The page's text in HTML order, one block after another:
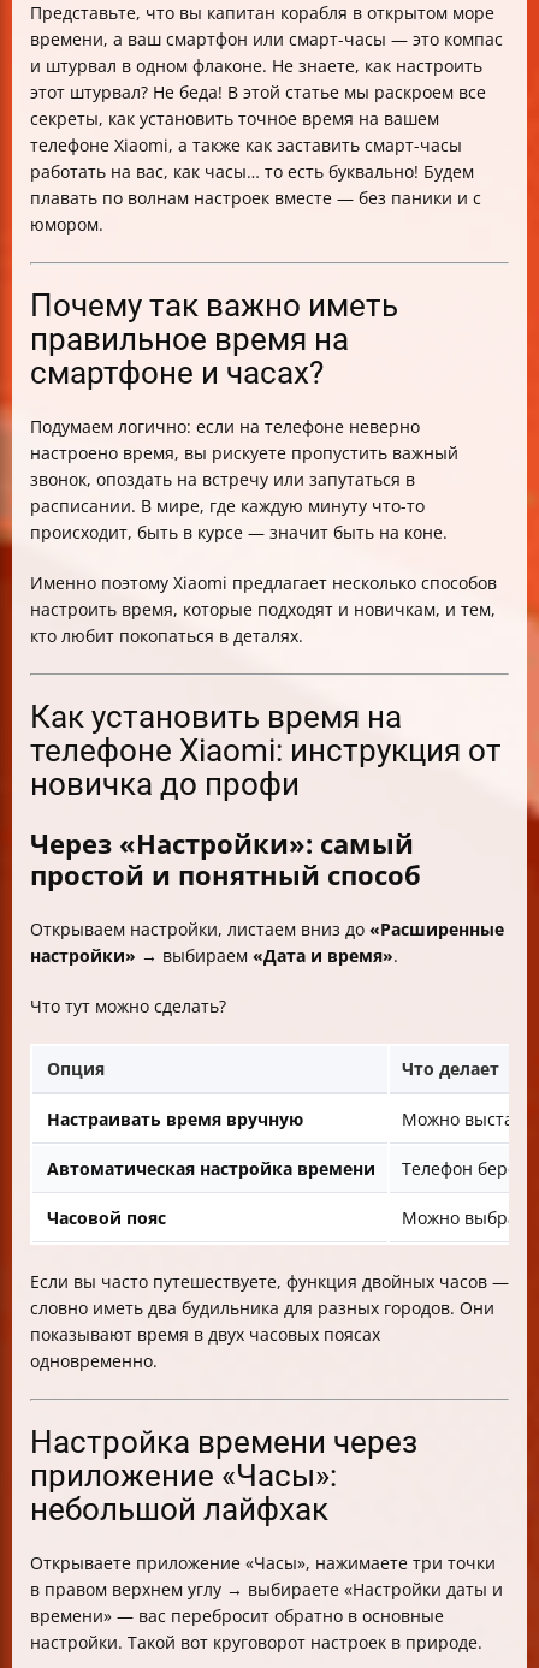
работать
Часто задаваемые вопросы (FAQ)
Краткий чек-лист по настройке времени и смарт-
часов Xiaomi
В заключение
Представьте, что вы капитан корабля в открытом море
времени, а ваш смартфон или смарт-часы — это компас
и штурвал в одном флаконе. Не знаете, как настроить
этот штурвал? Не беда! В этой статье мы раскроем все
секреты, как установить точное время на вашем
телефоне Xiaomi, а также как заставить смарт-часы
работать на вас, как часы… то есть буквально! Будем
плавать по волнам настроек вместе — без паники и с
юмором.
Почему так важно иметь
правильное время на
смартфоне и часах?
Подумаем логично: если на телефоне неверно
настроено время, вы рискуете пропустить важный
звонок, опоздать на встречу или запутаться в
расписании. В мире, где каждую минуту что-то
происходит, быть в курсе — значит быть на коне.
Именно поэтому Xiaomi предлагает несколько способов
настроить время, которые подходят и новичкам, и тем,
кто любит покопаться в деталях.
Как установить время на
телефоне Xiaomi: инструкция от
новичка до профи
Через «Настройки»: самый
простой и понятный способ
Открываем настройки, листаем вниз до «Расширенные
настройки» → выбираем «Дата и время».
Что тут можно сделать?
Опция Что делает
Настраивать время вручную Можно
Автоматическая настройка времени Телефон берёт
Часовой пояс Можно выбрать
Если вы часто путешествуете, функция двойных часов —
словно иметь два будильника для разных городов. Они
показывают время в двух часовых поясах
одновременно.
Настройка времени через
приложение «Часы»:
небольшой лайфхак
Открываете приложение «Часы», нажимаете три точки
в правом верхнем углу → выбираете «Настройки даты и
времени» — вас перебросит обратно в основные
настройки. Такой вот круговорот настроек в природе.